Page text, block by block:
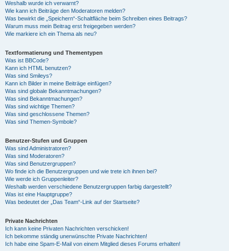
Weshalb wurde ich verwarnt?
Wie kann ich Beiträge den Moderatoren melden?
Was bewirkt die „Speichern“-Schaltfläche beim Schreiben eines Beitrags?
Warum muss mein Beitrag erst freigegeben werden?
Wie markiere ich ein Thema als neu?
Textformatierung und Thementypen
Was ist BBCode?
Kann ich HTML benutzen?
Was sind Smileys?
Kann ich Bilder in meine Beiträge einfügen?
Was sind globale Bekanntmachungen?
Was sind Bekanntmachungen?
Was sind wichtige Themen?
Was sind geschlossene Themen?
Was sind Themen-Symbole?
Benutzer-Stufen und Gruppen
Was sind Administratoren?
Was sind Moderatoren?
Was sind Benutzergruppen?
Wo finde ich die Benutzergruppen und wie trete ich ihnen bei?
Wie werde ich Gruppenleiter?
Weshalb werden verschiedene Benutzergruppen farbig dargestellt?
Was ist eine Hauptgruppe?
Was bedeutet der „Das Team“-Link auf der Startseite?
Private Nachrichten
Ich kann keine Privaten Nachrichten verschicken!
Ich bekomme ständig unerwünschte Private Nachrichten!
Ich habe eine Spam-E-Mail von einem Mitglied dieses Forums erhalten!